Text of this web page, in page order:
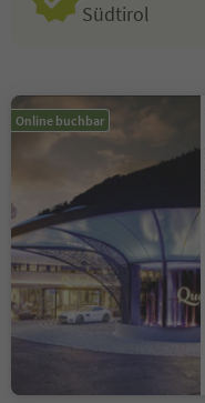
Südtirol
Online buchbar